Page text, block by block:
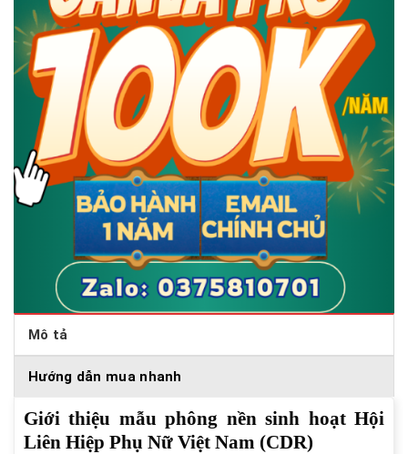
Mô tả
Hướng dẫn mua nhanh
Giới thiệu mẫu phông nền sinh hoạt Hội
Liên Hiệp Phụ Nữ Việt Nam (CDR)